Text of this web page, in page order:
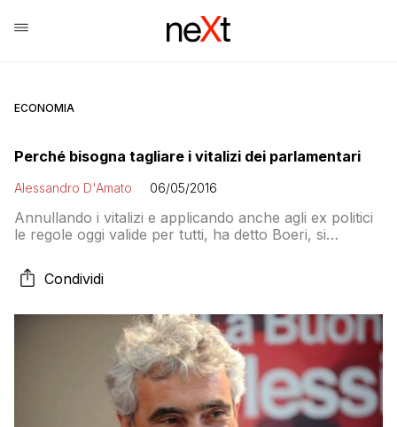
ECONOMIA
Perché bisogna tagliare i vitalizi dei parlamentari
Alessandro D'Amato 06/05/2016
Annullando i vitalizi e applicando anche agli ex politici
le regole oggi valide per tutti, ha detto Boeri, si
parlamentari non ci stanno. E alla Camera dicono che
li hanno già tagliati
Condividi